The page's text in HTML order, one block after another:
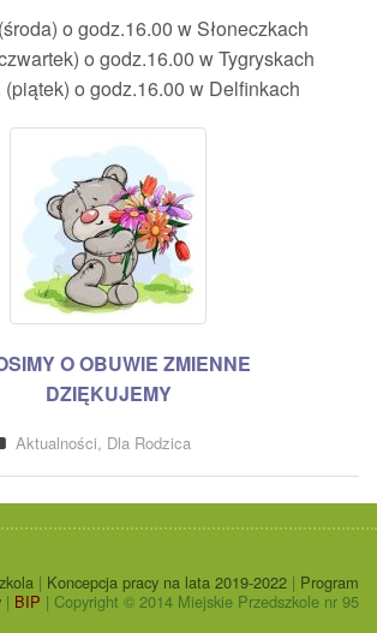
o godz.16.00 w Słoneczkach
o godz.16.00 w Tygryskach
(piątek) o godz.16.00 w Delfinkach
O OBUWIE ZMIENNE
DZIĘKUJEMY
Aktualności, Dla Rodzica
| Koncepcja pracy na lata 2019-2022 | Program
| BIP | Copyright © 2014 Miejskie Przedszkole nr 95